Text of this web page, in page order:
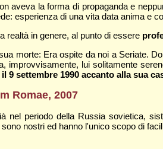
aveva la forma di propaganda e
esperienza di una vita data anima e
realtà in genere, al punto di essere
morte: Era ospite da noi a Seriate.
lui solitamente
9 settembre 1990 accanto alla sua
Romae, 2007
periodo della Russia sovietica,
nostri ed hanno l'unico scopo di